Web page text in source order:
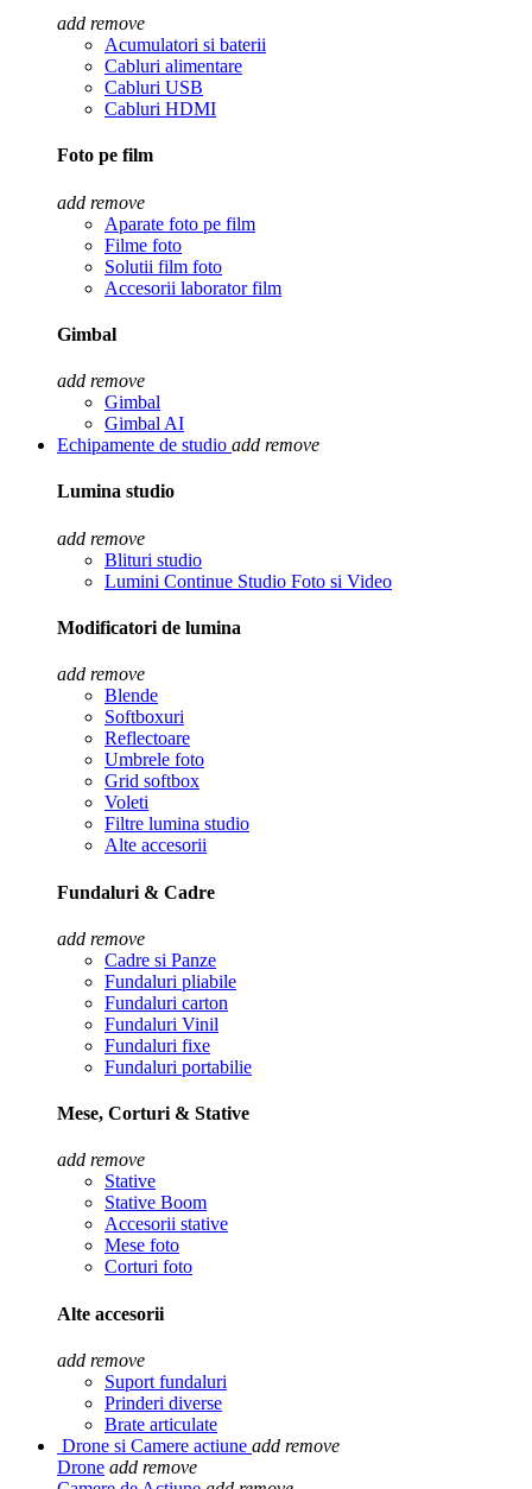
add remove
Acumulatori si baterii
Cabluri alimentare
Cabluri USB
Cabluri HDMI
Foto pe film
add remove
Aparate foto pe film
Filme foto
Solutii film foto
Accesorii laborator film
Gimbal
add remove
Gimbal
Gimbal AI
Echipamente de studio add remove
Lumina studio
add remove
Blituri studio
Lumini Continue Studio Foto si Video
Modificatori de lumina
add remove
Blende
Softboxuri
Reflectoare
Umbrele foto
Grid softbox
Voleti
Filtre lumina studio
Alte accesorii
Fundaluri & Cadre
add remove
Cadre si Panze
Fundaluri pliabile
Fundaluri carton
Fundaluri Vinil
Fundaluri fixe
Fundaluri portabilie
Mese, Corturi & Stative
add remove
Stative
Stative Boom
Accesorii stative
Mese foto
Corturi foto
Alte accesorii
add remove
Suport fundaluri
Prinderi diverse
Brate articulate
Drone si Camere actiune add remove
Drone add remove